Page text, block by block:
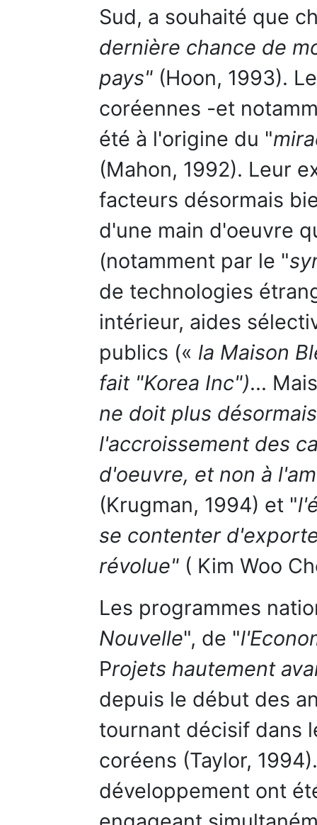
Sud, a souhaité que
dernière chance de
pays" (Hoon, 1993).
coréennes -et
été à l'origine du "
(Mahon, 1992). Leur
facteurs désormais
d'une main d'oeuvre
(notamment par le "
de technologies
intérieur, aides
publics (« la Maison
fait "Korea Inc")...
ne doit plus
l'accroissement des
d'oeuvre, et non à
(Krugman, 1994) et "
se contenter
révolue" ( Kim Woo
Les programmes
Nouvelle", de "
Projets hautement
depuis le début des
tournant décisif dans
coréens (Taylor,
développement ont